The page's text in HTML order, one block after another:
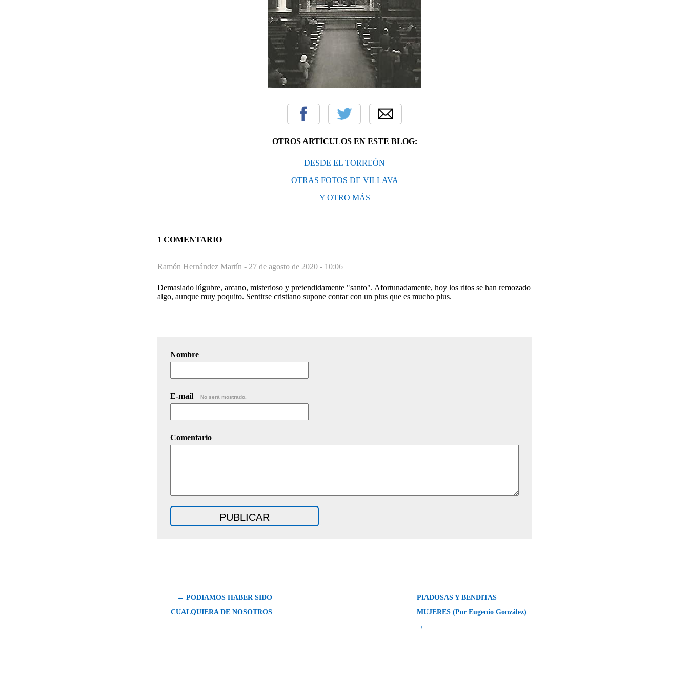
OTROS ARTÍCULOS EN ESTE BLOG:
DESDE EL TORREÓN
OTRAS FOTOS DE VILLAVA
Y OTRO MÁS
1 COMENTARIO
Ramón Hernández Martín - 27 de agosto de 2020 - 10:06
Demasiado lúgubre, arcano, misterioso y pretendidamente "santo". Afortunadamente, hoy los ritos se han remozado
algo, aunque muy poquito. Sentirse cristiano supone contar con un plus que es mucho plus.
Nombre
E-mail No será mostrado.
Comentario
← PODIAMOS HABER SIDO
CUALQUIERA DE NOSOTROS
PIADOSAS Y BENDITAS
MUJERES (Por Eugenio González)
→